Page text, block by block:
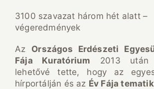
3100 szavazat három hét alatt –
végeredmények
Az Országos Erdészeti
Fája Kuratórium 2013 után
lehetővé tette, hogy az
hírportálján és az Év Fája